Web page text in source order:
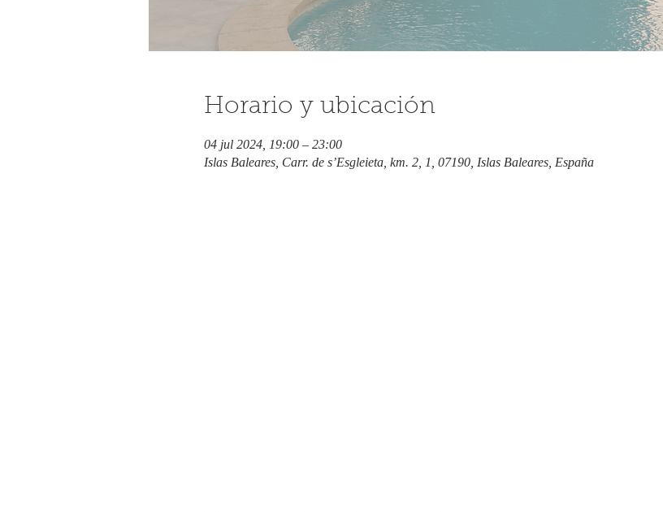
Horario y ubicación
04 jul 2024, 19:00 – 23:00
Islas Baleares, Carr. de s’Esgleieta, km. 2, 1, 07190, Islas Baleares, España